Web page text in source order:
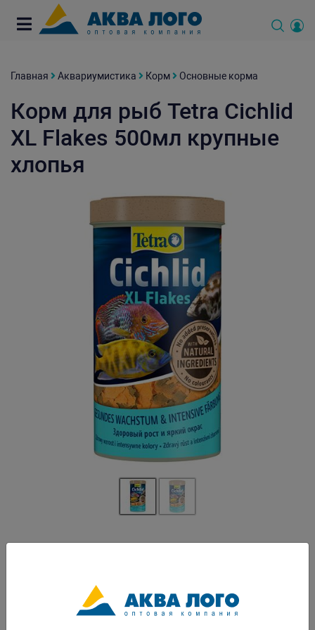
Главная Аквариумистика Корм Основные корма
Корм для рыб Tetra Cichlid
XL Flakes 500мл крупные
хлопья
-высокое содержание протеинов и растительных питательных веществ
-состав корма полностью соответствует потребностям организма